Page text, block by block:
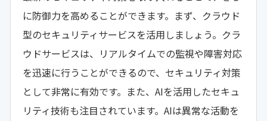
に防御力を高めることができます。まず、クラウド
型のセキュリティサービスを活用しましょう。クラ
ウドサービスは、リアルタイムでの監視や障害対応
を迅速に行うことができるので、セキュリティ対策
として非常に有効です。また、AIを活用したセキュ
リティ技術も注目されています。AIは異常な活動を